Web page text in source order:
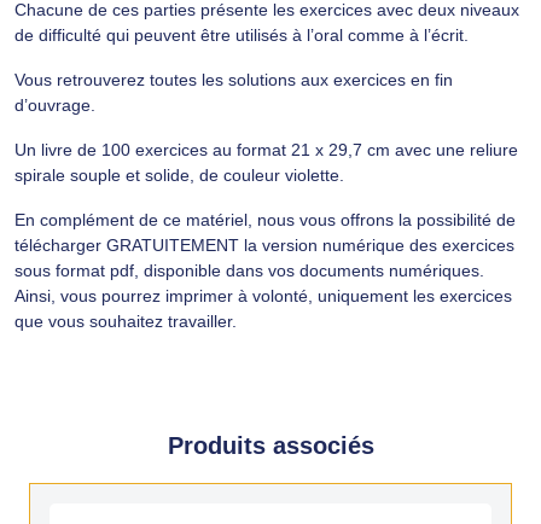
Chacune de ces parties présente les exercices avec deux niveaux
de difficulté qui peuvent être utilisés à l’oral comme à l’écrit.
Vous retrouverez toutes les solutions aux exercices en fin
d’ouvrage.
Un livre de 100 exercices au format 21 x 29,7 cm avec une reliure
spirale souple et solide, de couleur violette.
En complément de ce matériel, nous vous offrons la possibilité de
télécharger GRATUITEMENT la version numérique des exercices
sous format pdf, disponible dans vos documents numériques.
Ainsi, vous pourrez imprimer à volonté, uniquement les exercices
que vous souhaitez travailler.
Produits associés